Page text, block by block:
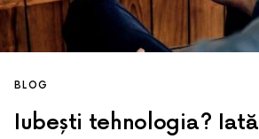
BLOG
Iubești tehnologia? Iată